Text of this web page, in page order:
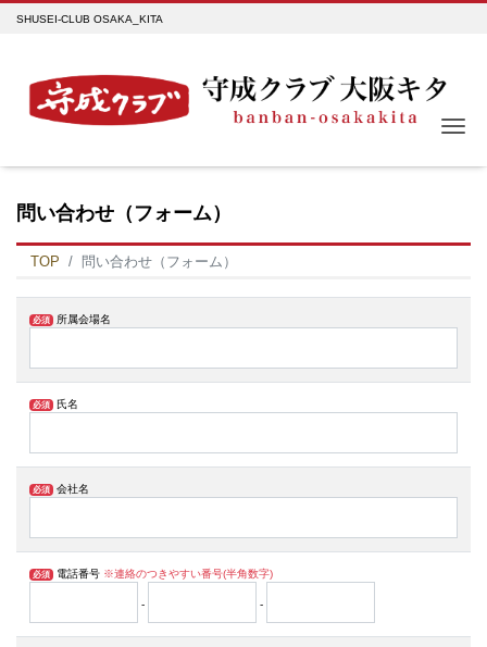
SHUSEI-CLUB OSAKA_KITA
問い合わせ（フォーム）
TOP 問い合わせ（フォーム）
必須 所属会場名
必須 氏名
必須 会社名
必須 電話番号 ※連絡のつきやすい番号(半角数字)
- -